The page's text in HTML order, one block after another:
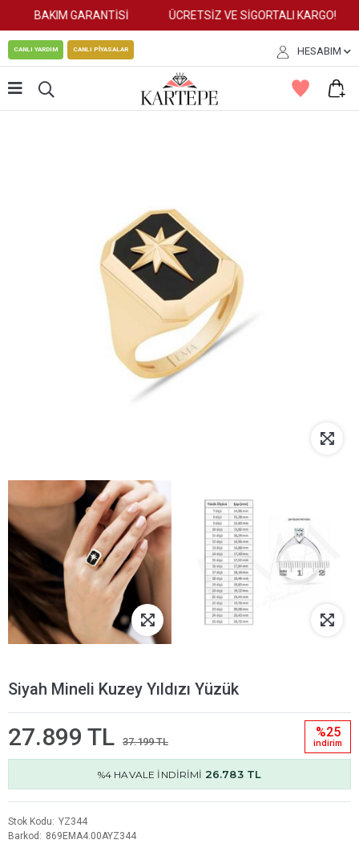
BAKIM GARANTİSİ ÜCRETSİZ VE SİGORTALI KARGO!
CANLI YARDIM CANLI PİYASALAR HESABIM
Siyah Mineli Kuzey Yıldızı Yüzük
27.899 TL 37.199 TL
%25
i̇ndi̇ri̇m
%4 HAVALE İNDİRİMİ 26.783 TL
Stok Kodu
YZ344
Barkod
869EMA4.00AYZ344